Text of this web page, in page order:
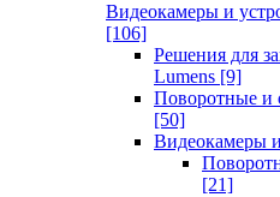
Видеокамеры и
[106]
Решения для
Lumens [9]
Поворотные и
[50]
Видеокамеры
[21]